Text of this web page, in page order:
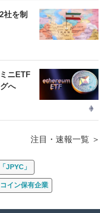
社を制
ニETF
へ
注目・速報一覧
JPYC」
イン保有企業